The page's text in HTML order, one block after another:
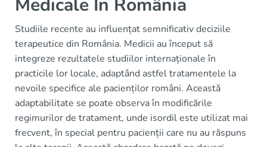
Medicale În România
Studiile recente au influențat semnificativ deciziile
terapeutice din România. Medicii au început să
integreze rezultatele studiilor internaționale în
practicile lor locale, adaptând astfel tratamentele la
nevoile specifice ale pacienților români. Această
adaptabilitate se poate observa în modificările
regimurilor de tratament, unde isordil este utilizat mai
frecvent, în special pentru pacienții care nu au răspuns